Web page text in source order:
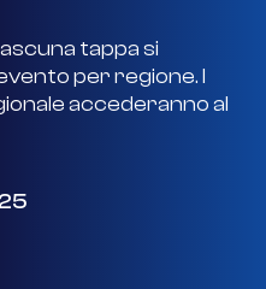
tappa si
per regione. I
accederanno al